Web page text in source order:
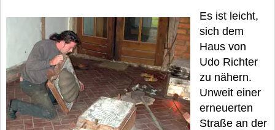
Es ist leicht,
sich dem
Haus von
Udo Richter
zu nähern.
Unweit einer
erneuerten
Straße an der